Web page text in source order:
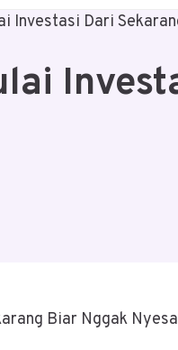
Investasi Dari
Biar Nggak